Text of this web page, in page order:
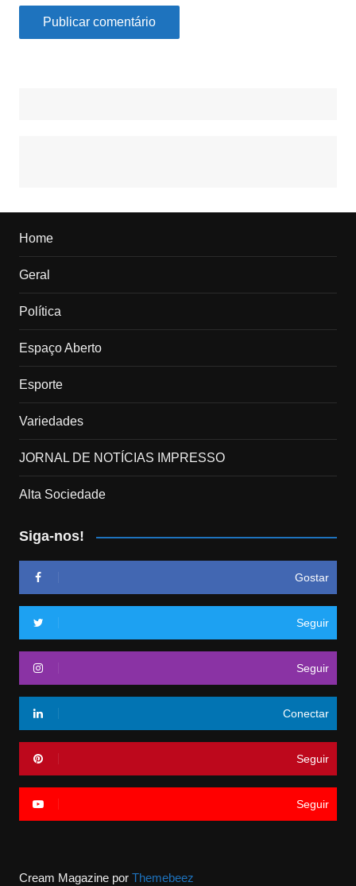
Home
Geral
Política
Espaço Aberto
Esporte
Variedades
JORNAL DE NOTÍCIAS IMPRESSO
Alta Sociedade
Siga-nos!
Gostar
Seguir
Seguir
Conectar
Seguir
Seguir
Cream Magazine por Themebeez